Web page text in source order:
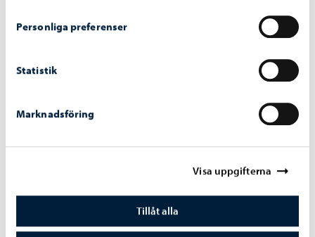
Personliga preferenser
Statistik
Marknadsföring
Visa uppgifterna
Tillåt alla